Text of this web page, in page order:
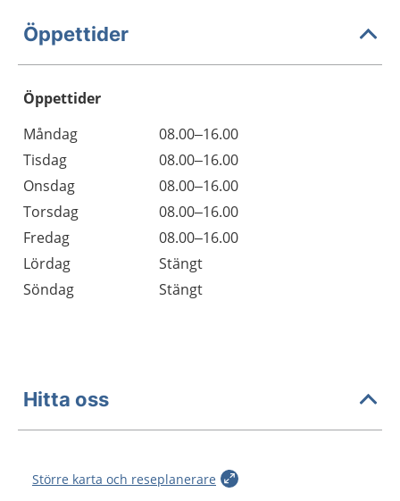
Öppettider
Öppettider
Dag
Öppettider
Kommentarer
Måndag
08.00–16.00
Tisdag
08.00–16.00
Onsdag
08.00–16.00
Torsdag
08.00–16.00
Fredag
08.00–16.00
Lördag
Stängt
Söndag
Stängt
Hitta oss
Större karta och reseplanerare